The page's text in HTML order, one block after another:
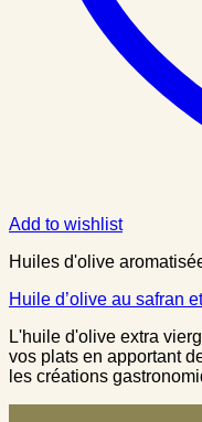
Add to wishlist
Huiles d'olive
Huile d’olive au safran
L'huile d'olive extra
vos plats en apportant
les créations